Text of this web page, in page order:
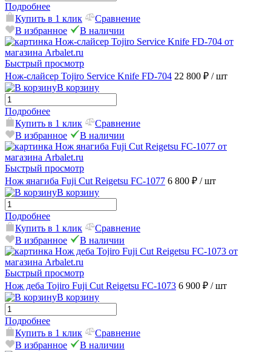
Подробнее
Купить в 1 клик
Сравнение
В избранное
В наличии
Быстрый просмотр
Нож-слайсер Tojiro Service Knife FD-704 22 800 ₽ / шт
В корзину
Подробнее
Купить в 1 клик
Сравнение
В избранное
В наличии
Быстрый просмотр
Нож янагиба Fuji Cut Reigetsu FC-1077 6 800 ₽ / шт
В корзину
Подробнее
Купить в 1 клик
Сравнение
В избранное
В наличии
Быстрый просмотр
Нож деба Tojiro Fuji Cut Reigetsu FC-1073 6 900 ₽ / шт
В корзину
Подробнее
Купить в 1 клик
Сравнение
В избранное
В наличии